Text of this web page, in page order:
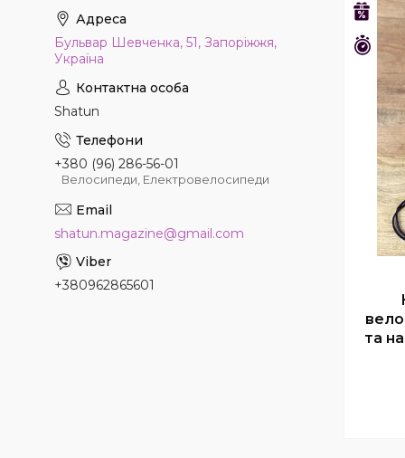
–20%
та
Бульвар Шевченка, 51, Запоріжжя,
Україна
Shatun
+380 (96) 286-56-01
Велосипеди, Електровелосипеди
shatun.magazine@gmail.com
+380962865601